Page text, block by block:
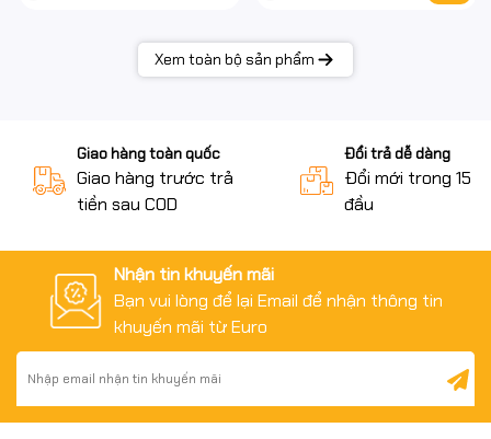
Xem toàn bộ sản phẩm
Giao hàng toàn quốc
Giao hàng trước trả
tiền sau COD
Đổi trả dễ dàng
Đổi mới trong 15
đầu
Nhận tin khuyến mãi
Bạn vui lòng để lại Email để nhận thông tin
khuyến mãi từ Euro